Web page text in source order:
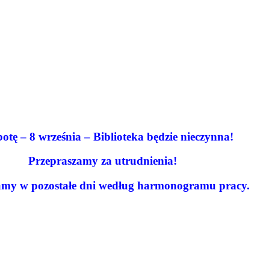
– 8 września – Biblioteka będzie nieczynna!
Przepraszamy za utrudnienia!
w pozostałe dni według harmonogramu pracy.